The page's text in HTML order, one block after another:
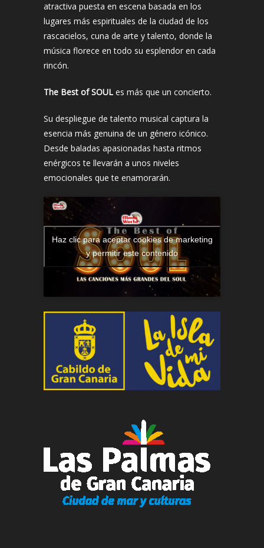
atractiva puesta en escena basada en los
lugares más espirituales de la ciudad de los
rascacielos, cuna de arte y talento, donde la
música florece en todo su esplendor en cada
rincón.
The Best of SOUL es más que un concierto.
Su despliegue de talento musical captura la
esencia más genuina de un género icónico.
Desde baladas apasionadas hasta ritmos
enérgicos te llevarán a unos niveles
emocionales que te enamorarán.
Haz clic para aceptar cookies de marketing
y permitir este contenido